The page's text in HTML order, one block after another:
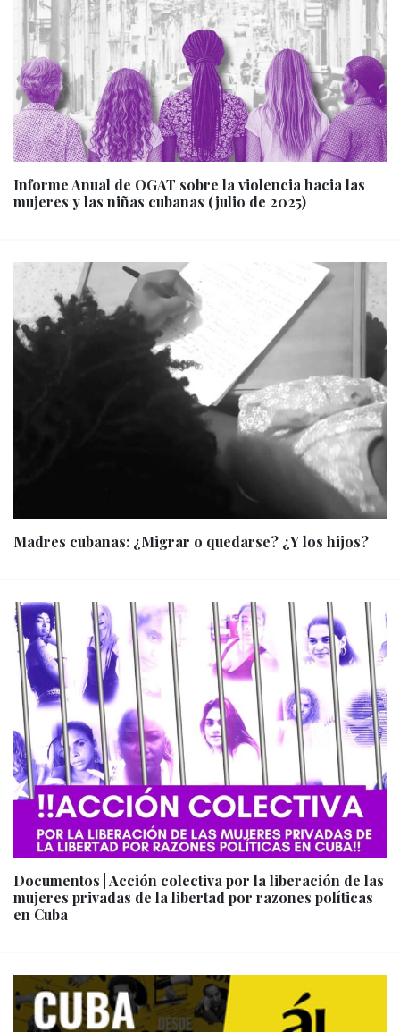
Informe Anual de OGAT sobre la violencia hacia las
mujeres y las niñas cubanas (julio de 2025)
Madres cubanas: ¿Migrar o quedarse? ¿Y los hijos?
Documentos | Acción colectiva por la liberación de las
mujeres privadas de la libertad por razones políticas
en Cuba